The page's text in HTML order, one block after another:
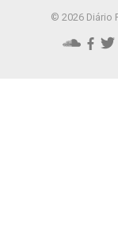
© 2026 Diário